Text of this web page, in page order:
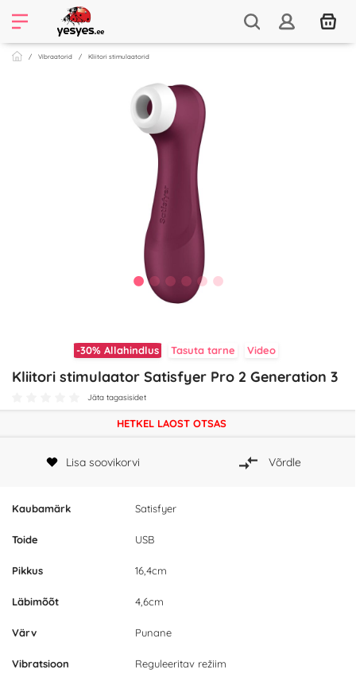
Vibraatorid Kliitori stimulaatorid
-30% Allahindlus Tasuta tarne Video
Kliitori stimulaator Satisfyer Pro 2 Generation 3
Jäta tagasisidet
Kaubamärk Satisfyer
Toide USB
Pikkus 16,4cm
Läbimõõt 4,6cm
Värv Punane
Vibratsioon Reguleeritav režiim
HETKEL LAOST OTSAS
Lisa soovikorvi Võrdle